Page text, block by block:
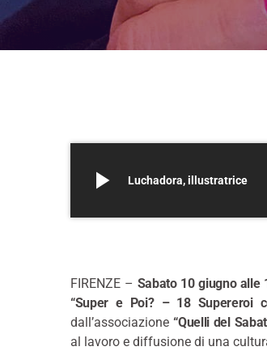
play_arrow Luchadora, illustratrice
FIRENZE – Sabato 10 giugno alle
“Super e Poi? – 18 Supereroi
dall’associazione“Quelli del
al lavoro e diffusione di una